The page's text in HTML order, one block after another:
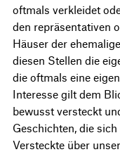
oftmals verkleidet
den repräsentativen
Häuser der
diesen Stellen die
die oftmals eine
Interesse gilt dem
bewusst versteckt
Geschichten, die
Versteckte über